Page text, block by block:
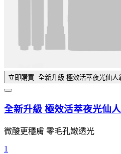
立即購買 全新升級 極效活萃夜光仙人
全新升級 極效活萃夜光仙
微酸更穩膚 零毛孔嫩透光
1